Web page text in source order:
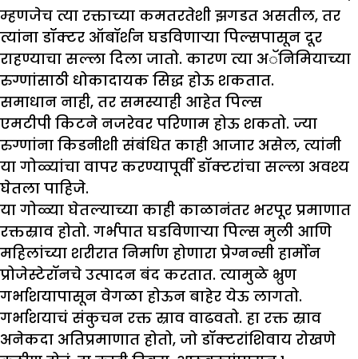
म्हणजेच त्या रक्ताच्या कमतरतेशी झगडत असतील, तर
त्यांना डॉक्टर ऑबॉर्शन घडविणाऱ्या पिल्सपासून दूर
राहण्याचा सल्ला दिला जातो. कारण त्या अॅनिमियाच्या
रुग्णांसाठी धोकादायक सिद्ध होऊ शकतात.
समाधान नाही, तर समस्याही आहेत पिल्स
एमटीपी किटने नजरेवर परिणाम होऊ शकतो. ज्या
रुग्णांना किडनीशी संबंधित काही आजार असेल, त्यांनी
या गोळ्यांचा वापर करण्यापूर्वी डॉक्टरांचा सल्ला अवश्य
घेतला पाहिजे.
या गोळ्या घेतल्याच्या काही काळानंतर भरपूर प्रमाणात
रक्तस्राव होतो. गर्भपात घडविणाऱ्या पिल्स मुली आणि
महिलांच्या शरीरात निर्माण होणारा प्रेग्नन्सी हार्मोन
प्रोजेस्टेरॉनचे उत्पादन बंद करतात. त्यामुळे भ्रुण
गर्भाशयापासून वेगळा होऊन बाहेर येऊ लागतो.
गर्भाशयाचं संकुचन रक्त स्राव वाढवतो. हा रक्त स्राव
अनेकदा अतिप्रमाणात होतो, जो डॉक्टरांशिवाय रोखणे